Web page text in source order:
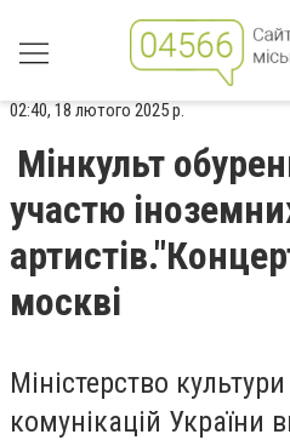
02:40, 18 лютого 2025 р.
Мінкульт
участю
москві
Міністерство
комунікацій України